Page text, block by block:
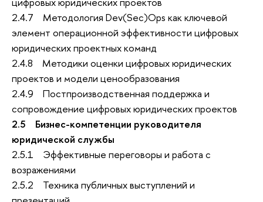
2.4.7 Методология Dev(Sec)Ops как ключевой
элемент операционной эффективности цифровых
юридических проектных команд
2.4.8 Методики оценки цифровых юридических
проектов и модели ценообразования
2.4.9 Постпроизводственная поддержка и
сопровождение цифровых юридических проектов
2.5 Бизнес-компетенции руководителя
юридической службы
2.5.1 Эффективные переговоры и работа с
возражениями
2.5.2 Техника публичных выступлений и